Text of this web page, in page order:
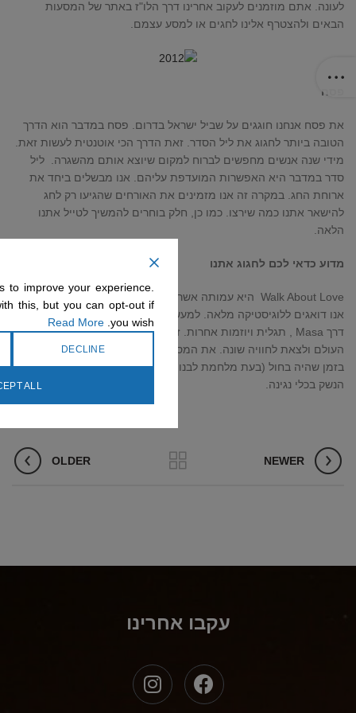
לעונה. אתם מוזמנים לעקוב אחרינו דרך הלו"ז באתר של המסעות
הבאים ולהצטרף אלינו לחגים או למסע עצמם.
פסח
את פסח אנחנו חוגגים על שביל ישראל בדרום. פסח במדבר הוא הדרך
הטובה ביותר לחגוג את ליל הסדר. זאת הדרך הכי אוטנטית לעשות זאת.
מידי שנה אנשים מחפשים לברוח למקום שיוצא אותם מהשגרה. ליל
סדר במדבר היא האפשרות המועדפת עליהם. אנו מבשלים ביחד את
ארוחת החג. במקרה זה אנו מזמינים את האורחים שהגיעו רק לחג
להישאר אתנו כמה שירצו. כמו כן, חלק בוחרים להמשיך לטייל אתנו
הלאה.
מדוע כדאי לכם לחגוג אתנו
Walk About Love היא עמותה אשר מארגנת טיולים על שביל ישראל.
אנו דואגים ללוגיסטיקה מלאה. למעשה אנשים מכל העולם מגיעים אלינו
דרך Masa , תגלית ויוזמות אחרות. זאת ההזדמנות להכיר אנשים מכל
העולם ולצאת לחוויה שונה. את המסע יזם רע פסטרנק שראה בעיני רוחו
בזמן שהיה בחול (בעת מלחמת לבנון השנייה) אנשים מחליפים את כלי
הנשק בכלי נגינה.
NEWER
OLDER
עקבו אחרינו
to improve your experience.
this, but you can opt-out if
you wish.
Read More
DECLINE
ALL